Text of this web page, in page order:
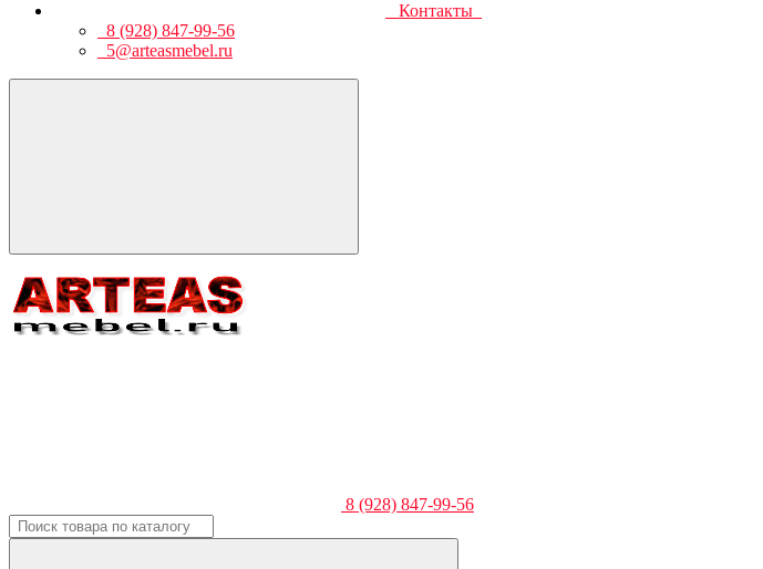
Контакты
8 (928) 847-99-56
5@arteasmebel.ru
8 (928) 847-99-56